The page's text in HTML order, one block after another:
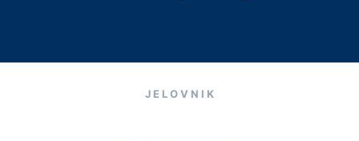
J E L O V N I K